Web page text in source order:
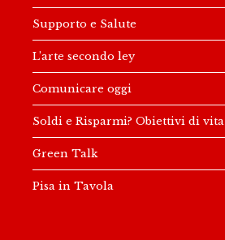
Supporto e Salute
L’arte secondo ley
Comunicare oggi
Soldi e Risparmi? Obiettivi di vita
Green Talk
Pisa in Tavola